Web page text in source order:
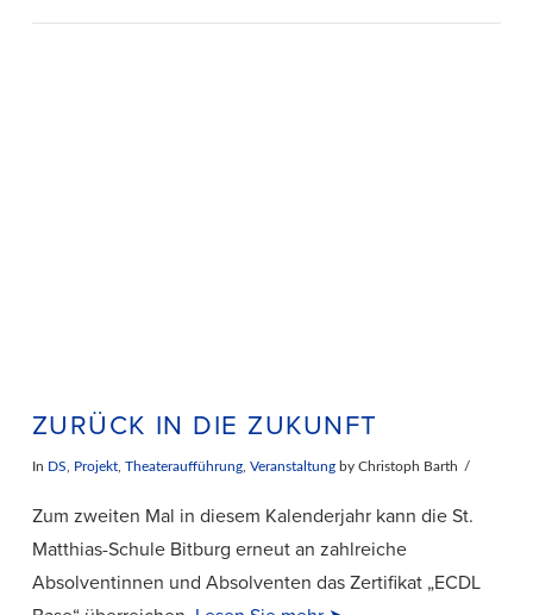
ZURÜCK IN DIE ZUKUNFT
In DS Projekt, Theateraufführung, Veranstaltungby Christoph Barth
Zum zweiten Mal in diesem Kalenderjahr kann die St.
Matthias-Schule Bitburg erneut an zahlreiche
Absolventinnen und Absolventen das Zertifikat „ECDL